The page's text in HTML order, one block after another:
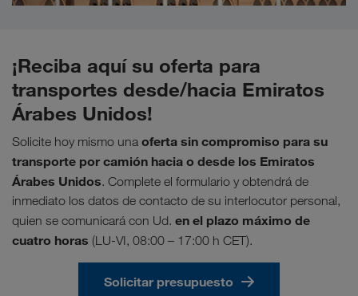
¡Reciba aquí su oferta para
transportes desde/hacia Emiratos
Árabes Unidos!
Solicite hoy mismo una oferta sin compromiso para su
transporte por camión hacia o desde los Emiratos
Árabes Unidos. Complete el formulario y obtendrá de
inmediato los datos de contacto de su interlocutor personal,
quien se comunicará con Ud. en el plazo máximo de
cuatro horas (LU-VI, 08:00 – 17:00 h CET).
Solicitar presupuesto